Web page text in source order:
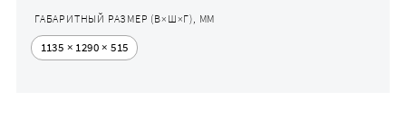
ГАБАРИТНЫЙ РАЗМЕР (В×Ш×Г), ММ
1135 × 1290 × 515